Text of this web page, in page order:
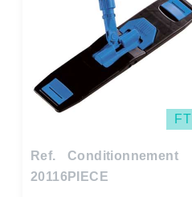
FT
Ref.
20116
Conditionnement
PIECE